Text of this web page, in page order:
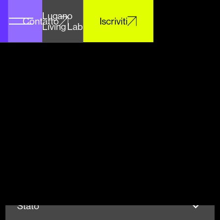
Lugano
Living Lab
Contatto Iscriviti
Stato